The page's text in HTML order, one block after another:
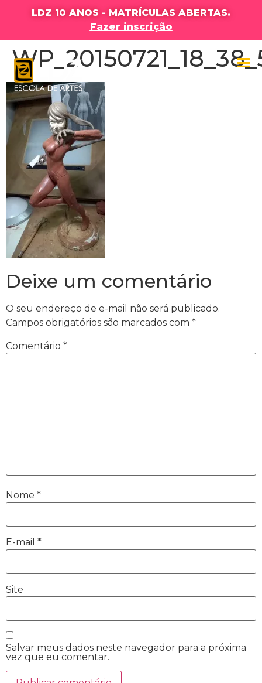
LDZ 10 ANOS - MATRÍCULAS ABERTAS.
Fazer inscrição
Deixe um comentário
O seu endereço de e-mail não será publicado.
Campos obrigatórios são marcados com *
Comentário *
Nome *
E-mail *
Site
Salvar meus dados neste navegador para a próxima
vez que eu comentar.